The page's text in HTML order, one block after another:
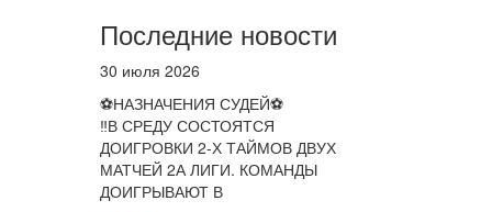
Последние новости
30 июля 2026
⚽НАЗНАЧЕНИЯ СУДЕЙ⚽
‼В СРЕДУ СОСТОЯТСЯ
ДОИГРОВКИ 2-Х ТАЙМОВ ДВУХ
МАТЧЕЙ 2А ЛИГИ. КОМАНДЫ
ДОИГРЫВАЮТ В